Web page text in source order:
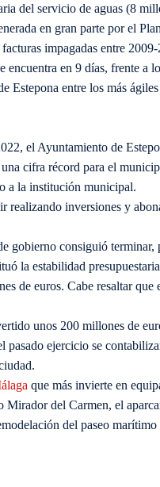
del servicio de aguas (8
en gran parte por el
impagadas entre 2009-
en 9 días, frente a
Estepona entre los más
el Ayuntamiento de
cifra récord para el
a la institución municipal.
realizando inversiones y
gobierno consiguió terminar,
la estabilidad
de euros. Cabe resaltar
unos 200 millones de
ejercicio se
que más invierte en
del Carmen, el
del paseo marítimo